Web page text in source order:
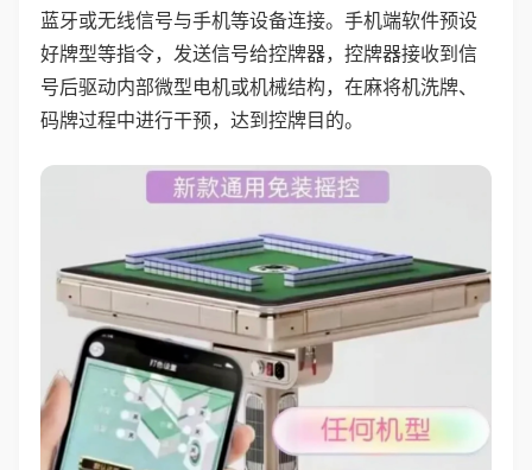
蓝牙或无线信号与手机等设备连接。手机端软件预设
好牌型等指令，发送信号给控牌器，控牌器接收到信
号后驱动内部微型电机或机械结构，在麻将机洗牌、
码牌过程中进行干预，达到控牌目的。